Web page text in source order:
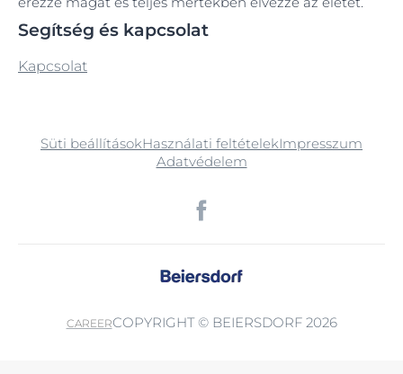
Segítség és kapcsolat
Kapcsolat
Süti beállításokHasználati feltételekImpresszum
Adatvédelem
CAREERCOPYRIGHT © BEIERSDORF 2026